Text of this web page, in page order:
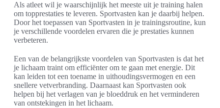
Als atleet wil je waarschijnlijk het meeste uit je training halen
om topprestaties te leveren. Sportvasten kan je daarbij helpen.
Door het toepassen van Sportvasten in je trainingsroutine, kun
je verschillende voordelen ervaren die je prestaties kunnen
verbeteren.
Een van de belangrijkste voordelen van Sportvasten is dat het
je lichaam traint om efficiënter om te gaan met energie. Dit
kan leiden tot een toename in uithoudingsvermogen en een
snellere vetverbranding. Daarnaast kan Sportvasten ook
helpen bij het verlagen van je bloeddruk en het verminderen
van ontstekingen in het lichaam.